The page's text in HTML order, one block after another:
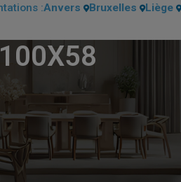
:Anvers Bruxelles Liège
100X58
100X58